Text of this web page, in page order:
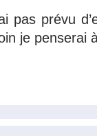
pas prévu
je penserai